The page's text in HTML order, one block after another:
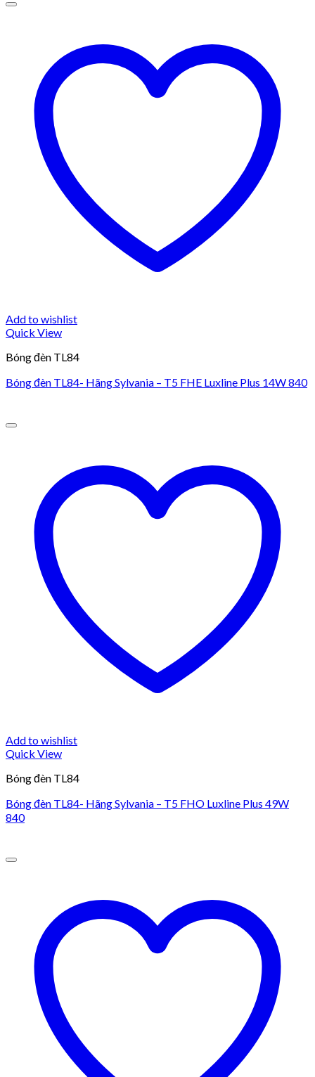
Add to wishlist
Quick View
Bóng đèn TL84
Bóng đèn TL84- Hãng Sylvania – T5 FHE Luxline Plus 14W 840
Add to wishlist
Quick View
Bóng đèn TL84
Bóng đèn TL84- Hãng Sylvania – T5 FHO Luxline Plus 49W
840